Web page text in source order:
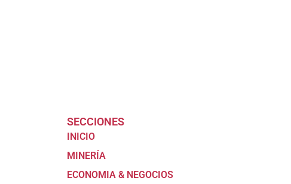
SECCIONES
INICIO
MINERÍA
ECONOMIA & NEGOCIOS